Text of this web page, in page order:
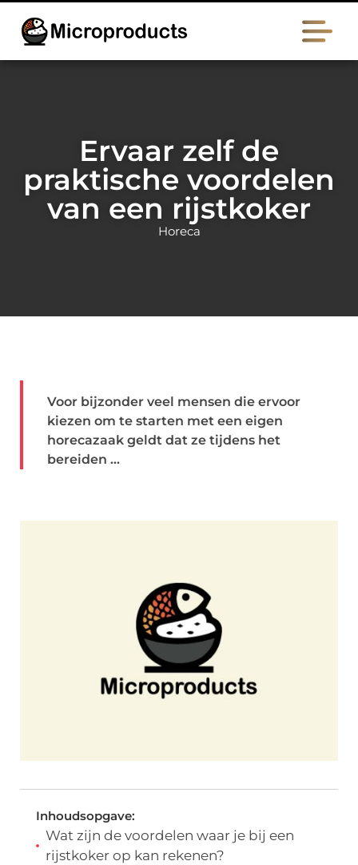
Ervaar zelf de
praktische voordelen
van een rijstkoker
Horeca
Voor bijzonder veel mensen die ervoor
kiezen om te starten met een eigen
horecazaak geldt dat ze tijdens het
bereiden ...
Inhoudsopgave:
Wat zijn de voordelen waar je bij een
rijstkoker op kan rekenen?